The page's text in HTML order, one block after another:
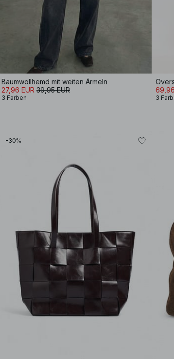
Baumwollhemd mit weiten Ärmeln
27,96 EUR 39,95 EUR
3 Farben 3
-30%